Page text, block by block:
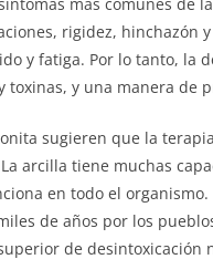
rigidez, hinchazón
y fatiga. Por lo tanto, la
y una manera de
sugieren que la
arcilla tiene muchas
en todo el organismo.
de años por los
de desintoxicación